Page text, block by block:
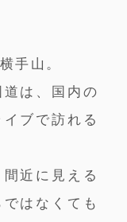
手山。
は、国内の
ブで訪れる
近に見える
はなくても